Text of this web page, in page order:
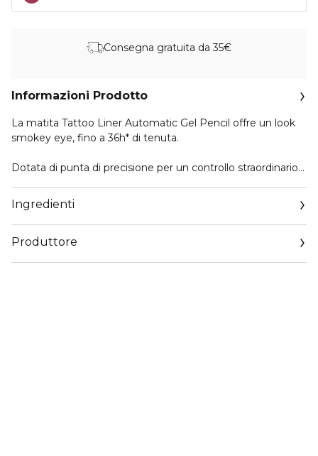
Consegna gratuita da 35€
Informazioni Prodotto
La matita Tattoo Liner Automatic Gel Pencil offre un look
smokey eye, fino a 36h* di tenuta.
Dotata di punta di precisione per un controllo straordinario
pack per sfumare facilmente il colore sulla palpebra.
A prova di sbavatura e waterproof.
Ingredienti
Produttore